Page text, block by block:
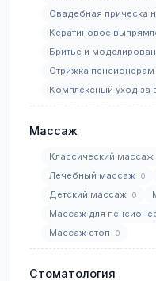
Свадебная прическа
Кератиновое
Бритье и
Стрижка
Комплексный уход за
Массаж
Классический массаж
Лечебный массаж 0
Детский массаж 0
Массаж для
Массаж стоп 0
Стоматология